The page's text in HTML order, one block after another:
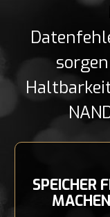
SPEICHER
MACHEN